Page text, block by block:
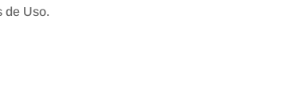
de Uso.